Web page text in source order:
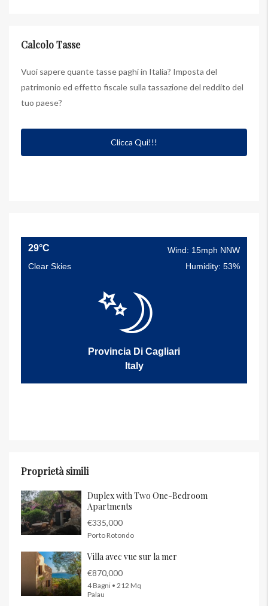
Calcolo Tasse
Vuoi sapere quante tasse paghi in Italia? Imposta del
patrimonio ed effetto fiscale sulla tassazione del reddito del
tuo paese?
Clicca Qui!!!
29°C
Wind: 15mph NNW
Clear Skies
Humidity: 53%
Provincia Di Cagliari
Italy
Proprietà simili
Duplex with Two One-Bedroom
Apartments
€335,000
Porto Rotondo
Villa avec vue sur la mer
€870,000
4 Bagni • 212 Mq
Palau